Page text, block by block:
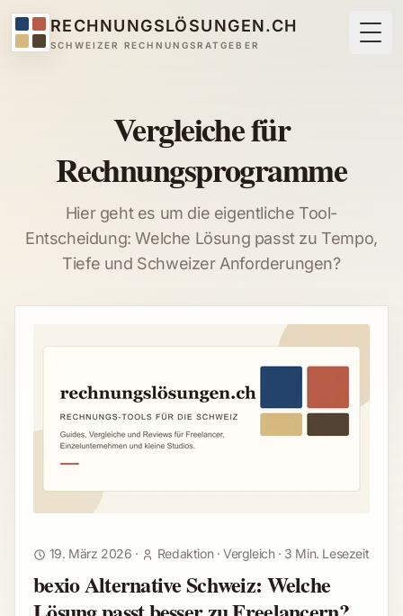
RECHNUNGSLÖSUNGEN.CH
SCHWEIZER RECHNUNGSRATGEBER
Vergleiche für
Rechnungsprogramme
Hier geht es um die eigentliche Tool-
Entscheidung: Welche Lösung passt zu Tempo,
Tiefe und Schweizer Anforderungen?
19. März 2026 · Redaktion·Vergleich · 3 Min. Lesezeit
bexio Alternative Schweiz: Welche